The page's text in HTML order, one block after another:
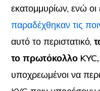
εκατομμυρίων, ενώ
παραδέχθηκαν τις
αυτό το περιστατικό,
το πρωτόκολλο KYC,
υποχρεωμένοι να